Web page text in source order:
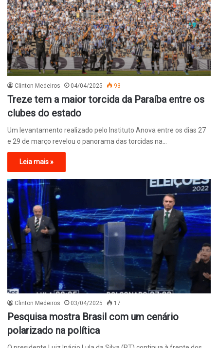
Clinton Medeiros 04/04/2025 93
Treze tem a maior torcida da Paraíba entre os
clubes do estado
Um levantamento realizado pelo Instituto Anova entre os dias 27
e 29 de março revelou o panorama das torcidas na…
Leia mais »
Clinton Medeiros 03/04/2025 17
Pesquisa mostra Brasil com um cenário
polarizado na política